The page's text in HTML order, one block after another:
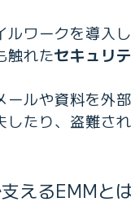
ワークを導入
触れたセキュリ
ルや資料を外
たり、盗難さ
えるEMMと